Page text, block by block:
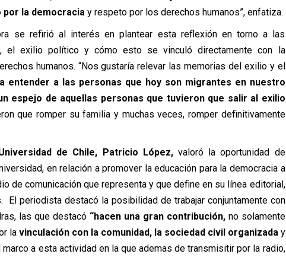
la democracia y respeto por los derechos humanos”, enfatiza.
se refirió al interés en plantear esta reflexión en torno a las
el exilio político y cómo esto se vinculó directamente con la
humanos. “Nos gustaría relevar las memorias del exilio y el
entender a las personas que hoy son migrantes en nuestro
espejo de aquellas personas que tuvieron que salir al exilio
que romper su familia y muchas veces, romper definitivamente
de Chile, Patricio López, valoró la oportunidad de
en relación a promover la educación para la democracia a
de comunicación que representa y que define en su línea editorial,
El periodista destacó la posibilidad de trabajar conjuntamente con
las que destacó “hacen una gran contribución,no solamente
lavinculación con la comunidad, la sociedad civil organizada y
a esta actividad en la que ademas de transmisitir por la radio,